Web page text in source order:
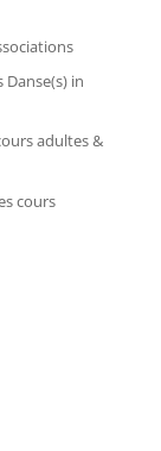
in
adultes &
cours